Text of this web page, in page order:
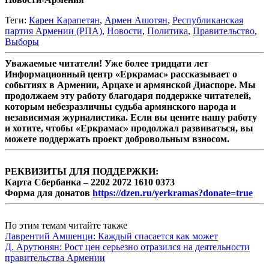
Теги: Карен Карапетян, Армен Ашотян, Республиканская
партия Армении (РПА), Новости, Политика, Правительство,
Выборы
Уважаемые читатели! Уже более тридцати лет
Информационный центр «Еркрамас» рассказывает о
событиях в Армении, Арцахе и армянской Диаспоре. Мы
продолжаем эту работу благодаря поддержке читателей,
которым небезразличны судьба армянского народа и
независимая журналистика. Если вы цените нашу работу
и хотите, чтобы «Еркрамас» продолжал развиваться, вы
можете поддержать проект добровольным взносом.
РЕКВИЗИТЫ ДЛЯ ПОДДЕРЖКИ:
Карта Сбербанка – 2202 2072 1610 0373
Форма для донатов https://dzen.ru/yerkramas?donate=true
По этим темам читайте также
Лаврентий Амшенци: Каждый спасается как может
Д. Арутюнян: Рост цен серьезно отразился на деятельности
правительства Армении